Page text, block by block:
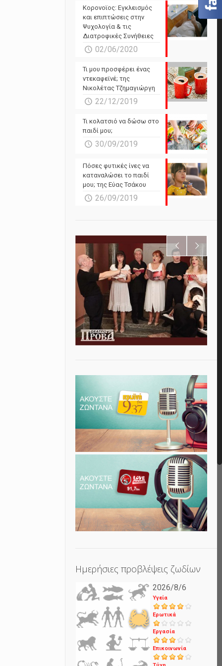
Κορονοϊος: Εγκλεισμός
και επιπτώσεις στην
Ψυχολογία & τις
Διατροφικές Συνήθειες
02/06/2020
Τι μου προσφέρει ένας
ντεκαφεϊνέ; της
Νικολέτας Τζημαγιώργη
22/12/2019
Τι κολατσιό να δώσω στο
παιδί μου;
30/09/2019
Πόσες φυτικές ίνες να
καταναλώσει το παιδί
μου; της Εύας Τσάκου
26/09/2019
Ημερήσιες προβλέψεις ζωδίων
2026/8/6
Υγεία
Ερωτικά
Εργασία
Επικοινωνία